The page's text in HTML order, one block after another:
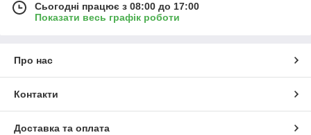
Сьогодні працює з 08:00 до 17:00
Показати весь графік роботи
Про нас
Контакти
Доставка та оплата